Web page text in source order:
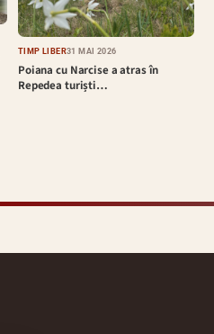
TIMP LIBER31 MAI 2026
Poiana cu Narcise a atras în
Repedea turiști…